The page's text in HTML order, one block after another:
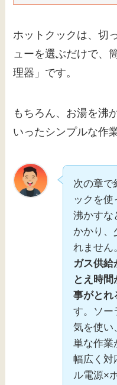
ホットクックは、切
ューを選ぶだけで、
理器」です。
もちろん、お湯を沸
いったシンプルな作
次の章で
ックを
沸かすな
かかり、
れません
ガス供給
とえ時
事がとれ
す。ソー
気を使い
単な作業
幅広く対
ル電源×